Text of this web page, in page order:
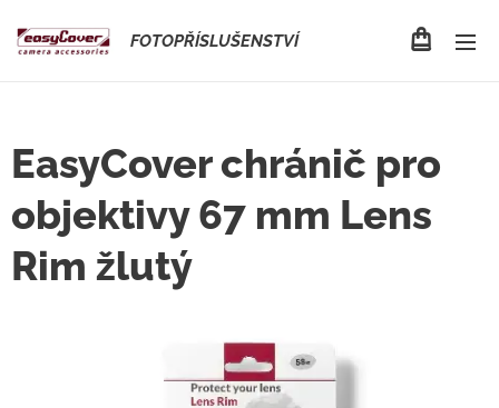
FOTOPŘÍSLUŠENSTVÍ
EasyCover chránič pro
objektivy 67 mm Lens
Rim žlutý